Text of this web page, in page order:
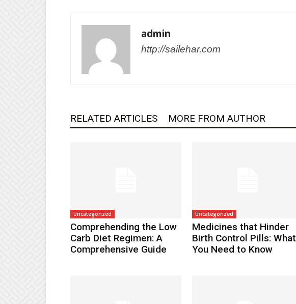
admin
http://sailehar.com
RELATED ARTICLES MORE FROM AUTHOR
Uncategorized
Comprehending the Low
Carb Diet Regimen: A
Comprehensive Guide
Uncategorized
Medicines that Hinder
Birth Control Pills: What
You Need to Know